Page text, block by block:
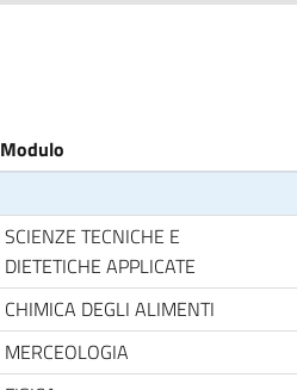
Modulo
SCIENZE TECNICHE E
DIETETICHE APPLICATE
CHIMICA DEGLI ALIMENTI
MERCEOLOGIA